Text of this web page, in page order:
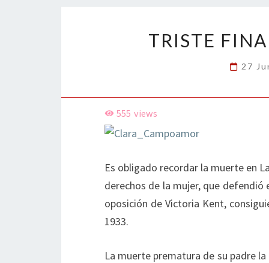
o
n
ar
tir
TRISTE
27
555 views
Es obligado recordar la muerte en
derechos de la mujer, que
oposición de Victoria Kent,
1933.
La muerte prematura de su padre